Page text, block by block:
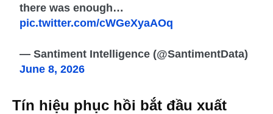
there was enough…
pic.twitter.com/cWGeXyaAOq
— Santiment Intelligence (@SantimentData)
June 8, 2026
Tín hiệu phục hồi bắt đầu xuất